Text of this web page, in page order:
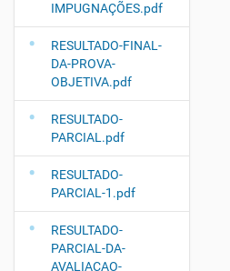
IMPUGNAÇÕES.pdf
RESULTADO-FINAL-
DA-PROVA-
OBJETIVA.pdf
RESULTADO-
PARCIAL.pdf
RESULTADO-
PARCIAL-1.pdf
RESULTADO-
PARCIAL-DA-
AVALIACAO-